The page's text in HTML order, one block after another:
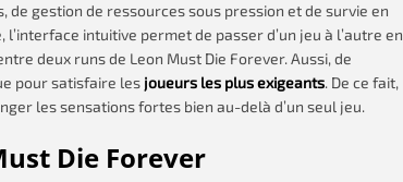
gestion de ressources sous pression et de survie en
intuitive permet de passer d’un jeu à l’autre en
deux runs de Leon Must Die Forever. Aussi, de
pour satisfaire les joueurs les plus exigeants. De ce fait,
les sensations fortes bien au-delà d’un seul jeu.
Die Forever